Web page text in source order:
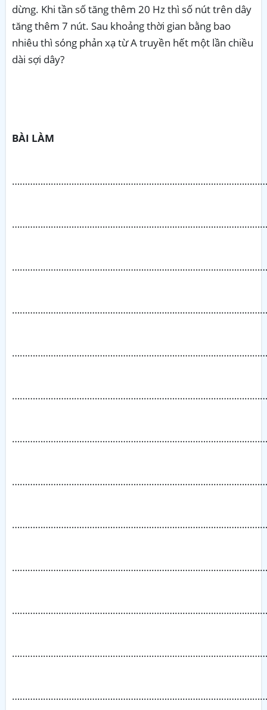
dừng. Khi tần số tăng thêm 20 Hz thì số nút trên dây
tăng thêm 7 nút. Sau khoảng thời gian bằng bao
nhiêu thì sóng phản xạ từ A truyền hết một lần chiều
dài sợi dây?
BÀI LÀM